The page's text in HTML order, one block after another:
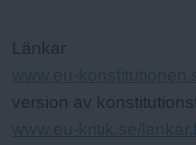
Fakta:
Länkar
www.eu-
version av
www.eu-kritik.se/